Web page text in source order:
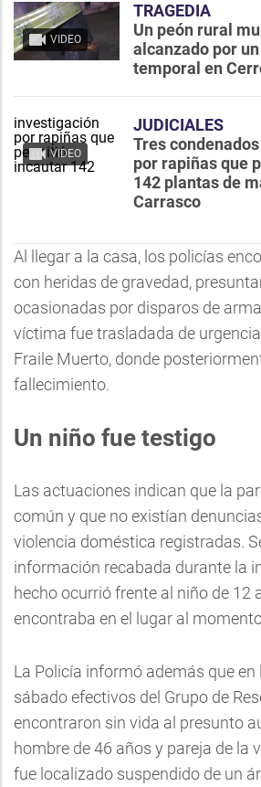
VIDEO
TRAGEDIA
Un peón rural
alcanzado por
temporal en
VIDEO
JUDICIALES
Tres
por rapiñas que
142 plantas de
Carrasco
Al llegar a la casa, los policías
con heridas de gravedad,
ocasionadas por disparos de
víctima fue trasladada de
Fraile Muerto, donde
fallecimiento.
Un niño fue testigo
Las actuaciones indican que la
común y que no existían
violencia doméstica registradas.
información recabada durante la
hecho ocurrió frente al niño de 12
encontraba en el lugar al
La Policía informó además que
sábado efectivos del Grupo de
encontraron sin vida al presunto
hombre de 46 años y pareja de la
fue localizado suspendido de un